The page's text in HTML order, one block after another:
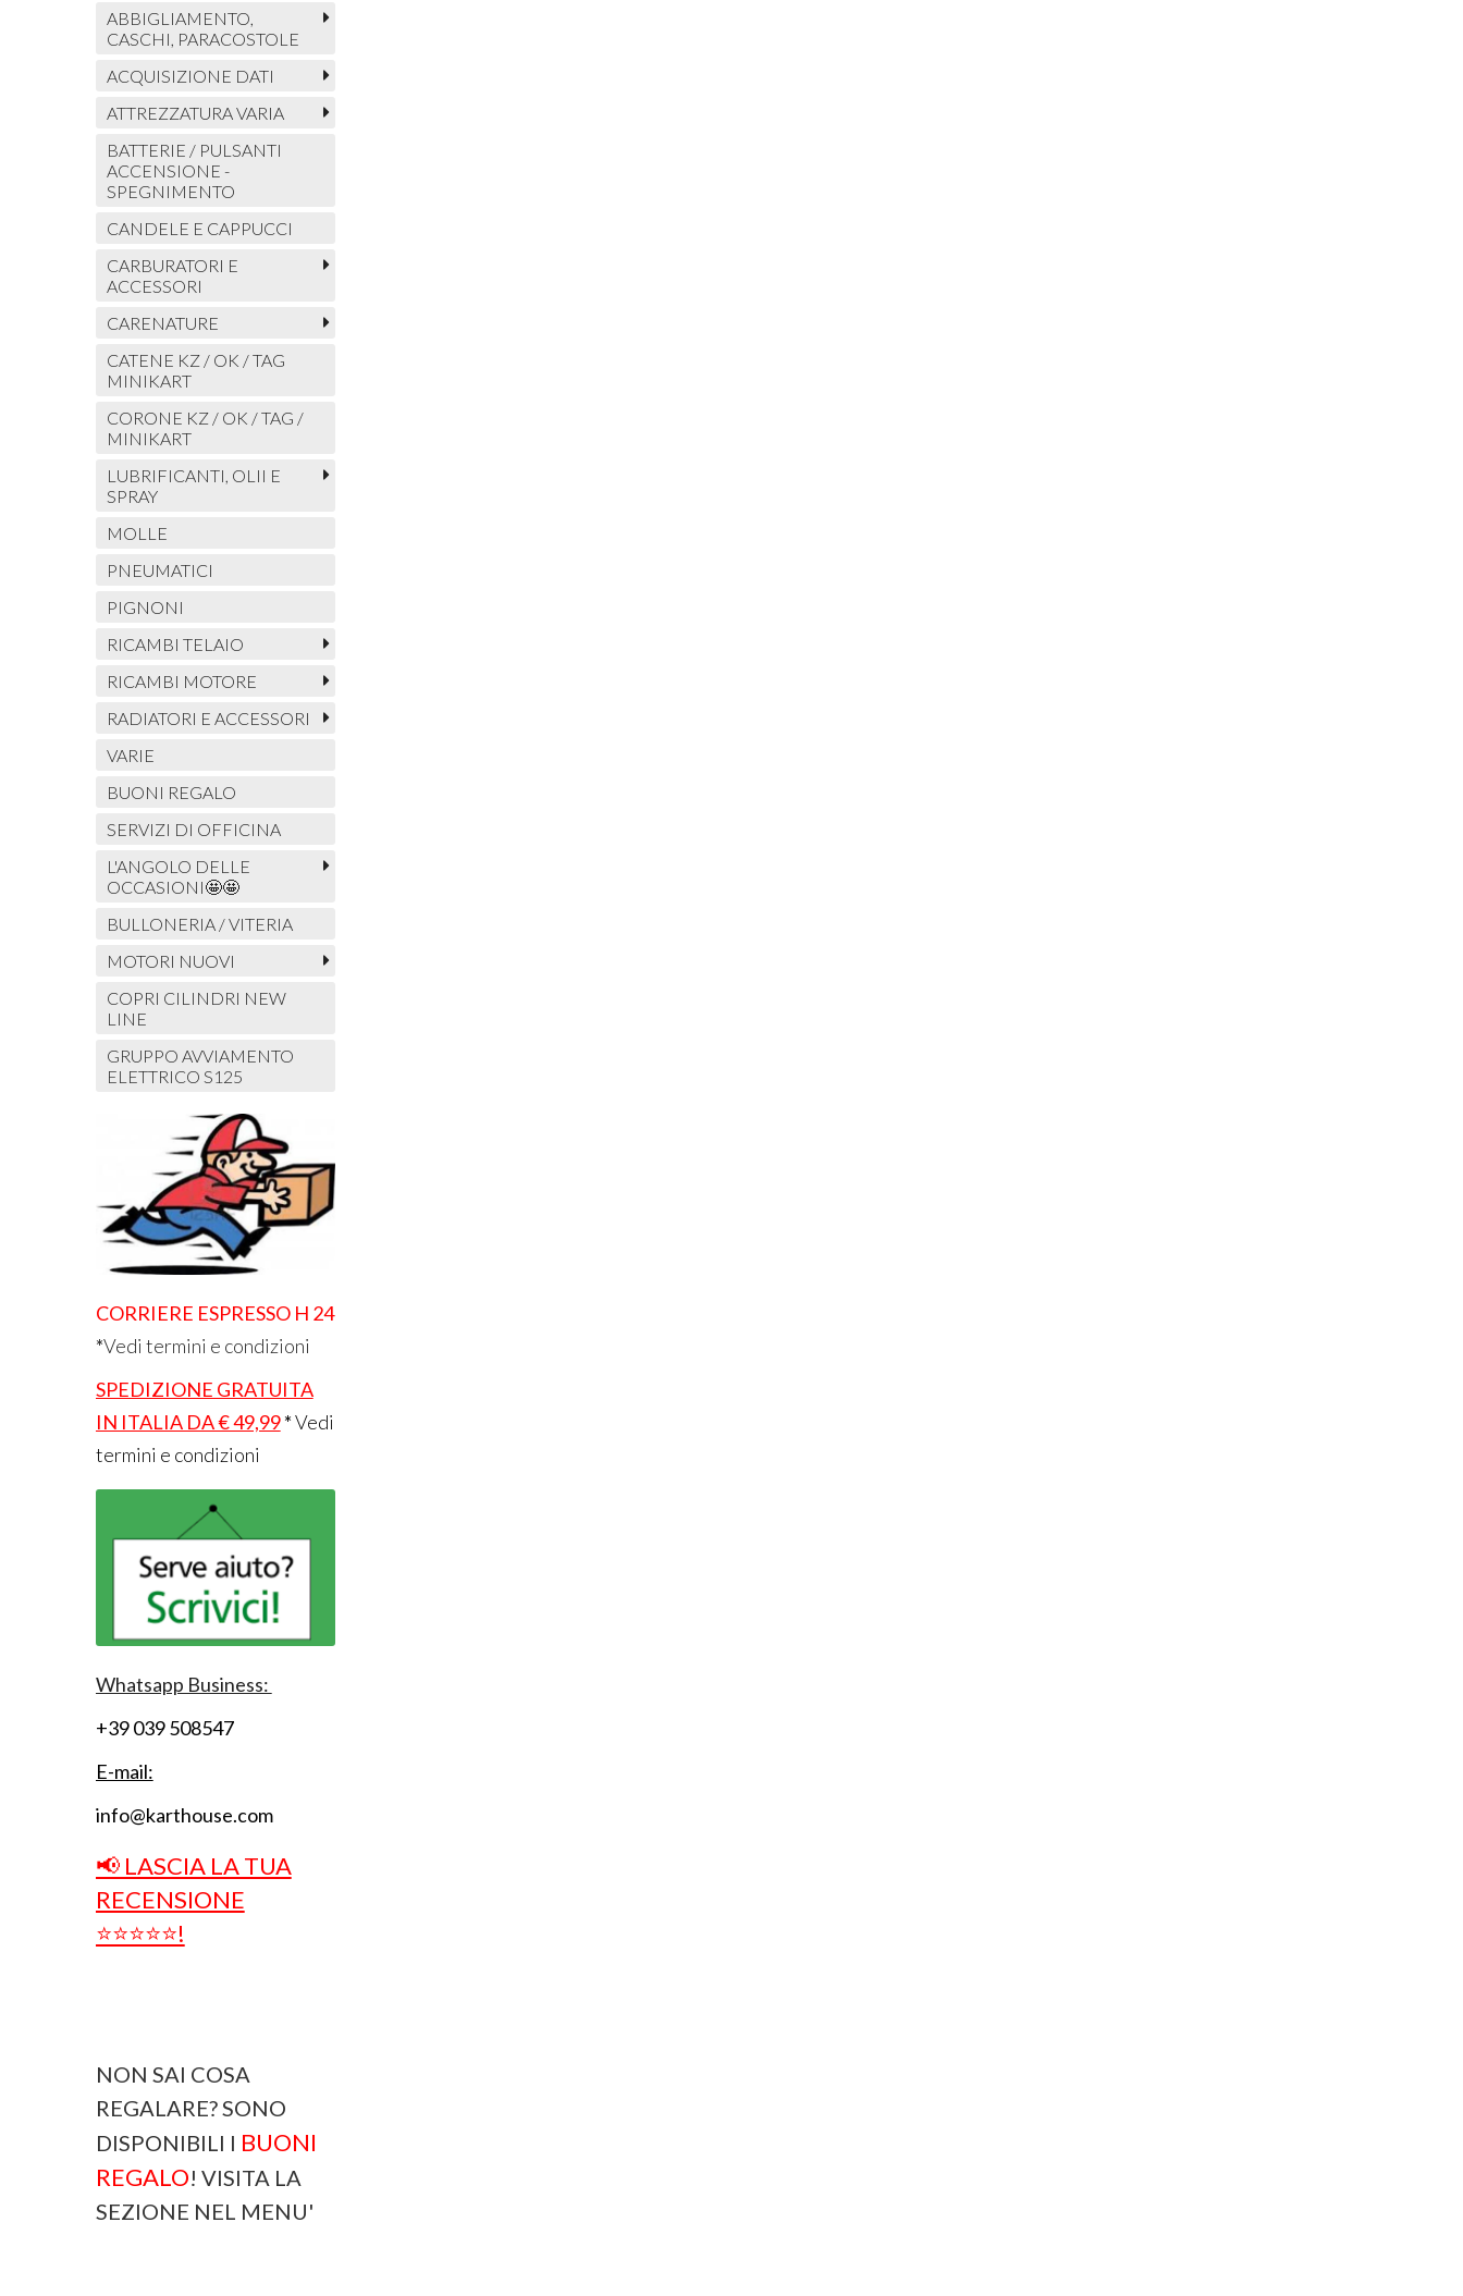
ABBIGLIAMENTO,
CASCHI, PARACOSTOLE
ACQUISIZIONE DATI
ATTREZZATURA VARIA
BATTERIE / PULSANTI
ACCENSIONE -
SPEGNIMENTO
CANDELE E CAPPUCCI
CARBURATORI E
ACCESSORI
CARENATURE
CATENE KZ / OK / TAG
MINIKART
CORONE KZ / OK / TAG /
MINIKART
LUBRIFICANTI, OLII E
SPRAY
MOLLE
PNEUMATICI
PIGNONI
RICAMBI TELAIO
RICAMBI MOTORE
RADIATORI E ACCESSORI
VARIE
BUONI REGALO
SERVIZI DI OFFICINA
L'ANGOLO DELLE
OCCASIONI🤩🤩
BULLONERIA / VITERIA
MOTORI NUOVI
COPRI CILINDRI NEW
LINE
GRUPPO AVVIAMENTO
ELETTRICO S125
CORRIERE ESPRESSO H 24
*Vedi termini e condizioni
SPEDIZIONE GRATUITA
IN ITALIA DA € 49,99*Vedi
termini e condizioni
Whatsapp Business:
+39 039 508547
E-mail:
info@karthouse.com
📢 LASCIA LA TUA
RECENSIONE
⭐⭐⭐⭐⭐!
NON SAI COSA
REGALARE? SONO
DISPONIBILI I BUONI
REGALO! VISITA LA
SEZIONE NEL MENU'